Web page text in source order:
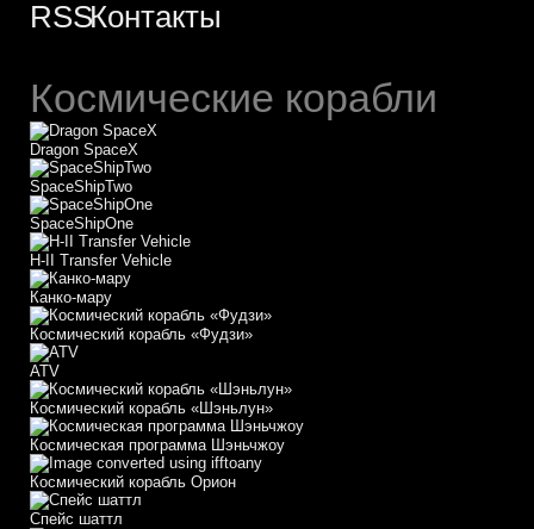
Космические корабли
Dragon SpaceX
SpaceShipTwo
SpaceShipOne
H-II Transfer Vehicle
Канко-мару
Космический корабль «Фудзи»
АТV
Космический корабль «Шэньлун»
Космическая программа Шэньчжоу
Космический корабль Орион
Спейс шаттл